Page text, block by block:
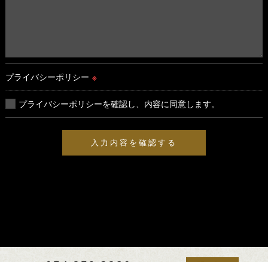
プライバシーポリシー ※
プライバシーポリシーを確認し、内容に同意します。